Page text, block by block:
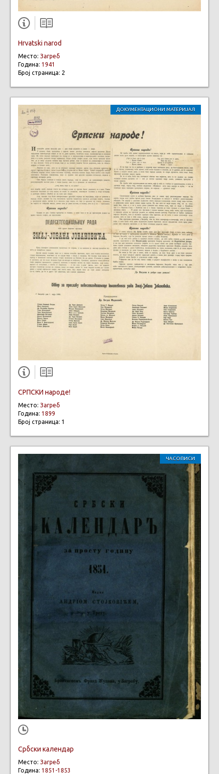
Hrvatski narod
Место: Загреб
Година: 1941
Број страница: 2
ДОКУМЕНТАЦИОНИ МАТЕРИЈАЛ
СРПСКИ народе!
Место: Загреб
Година: 1899
Број страница: 1
ЧАСОПИСИ
Србски календар
Место: Загреб
Година: 1851-1853